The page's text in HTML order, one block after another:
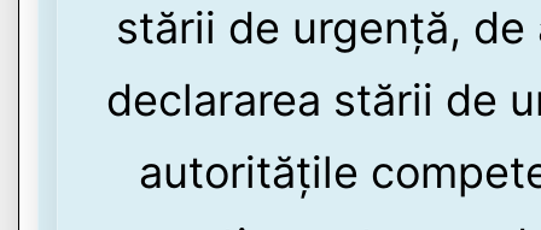
stării de urgență,
declararea stării de
autoritățile